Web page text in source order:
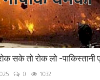
सके तो रोक लो -पाकिस्तानी
0 1032